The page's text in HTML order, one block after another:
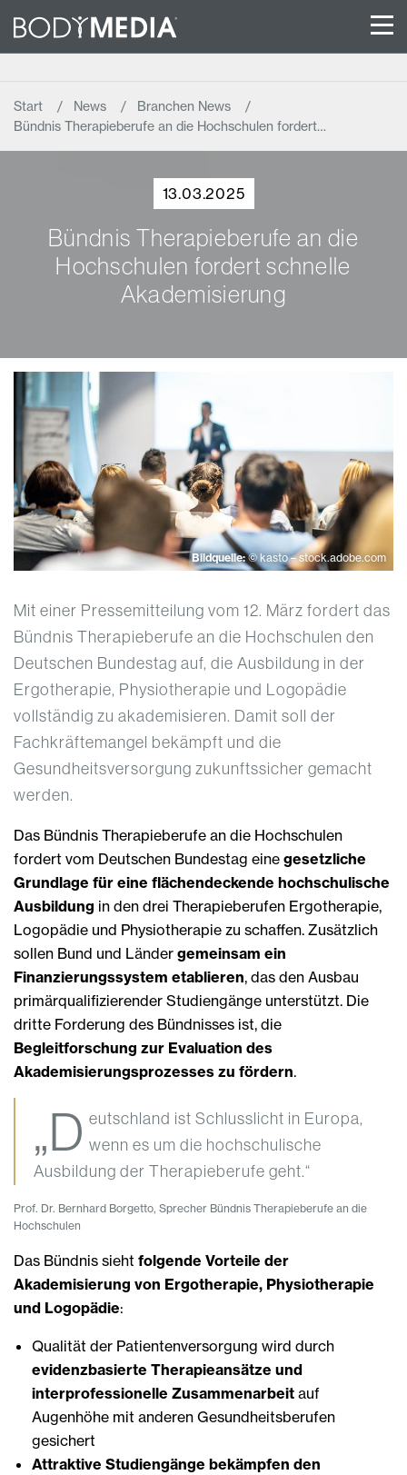
Start News
Branchen News
Bündnis Therapieberufe an die Hochschulen fordert…
13.03.2025
Bündnis Therapieberufe an die
Hochschulen fordert schnelle
Akademisierung
Bildquelle:© kasto – stock.adobe.com
Mit einer Pressemitteilung vom 12. März fordert das
Bündnis Therapieberufe an die Hochschulen den
Deutschen Bundestag auf, die Ausbildung in der
Ergotherapie, Physiotherapie und Logopädie
vollständig zu akademisieren. Damit soll der
Fachkräftemangel bekämpft und die
Gesundheitsversorgung zukunftssicher gemacht
werden.
Das Bündnis Therapieberufe an die Hochschulen
fordert vom Deutschen Bundestag eine gesetzliche
Grundlage für eine flächendeckende hochschulische
Ausbildung in den drei Therapieberufen Ergotherapie,
Logopädie und Physiotherapie zu schaffen. Zusätzlich
sollen Bund und Länder gemeinsam ein
Finanzierungssystem etablieren, das den Ausbau
primärqualifizierender Studiengänge unterstützt. Die
dritte Forderung des Bündnisses ist, die
Begleitforschung zur Evaluation des
Akademisierungsprozesses zu fördern.
„D eutschland ist Schlusslicht in Europa,
wenn es um die hochschulische
Ausbildung der Therapieberufe geht.“
Prof. Dr. Bernhard Borgetto, Sprecher Bündnis Therapieberufe an die
Hochschulen
Das Bündnis sieht folgende Vorteile der
Akademisierung von Ergotherapie, Physiotherapie
und Logopädie:
Qualität der Patientenversorgung wird durch
evidenzbasierte Therapieansätze und
interprofessionelle Zusammenarbeit auf
Augenhöhe mit anderen Gesundheitsberufen
gesichert
Attraktive Studiengänge bekämpfen den